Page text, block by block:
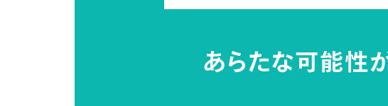
あらたな可能性が